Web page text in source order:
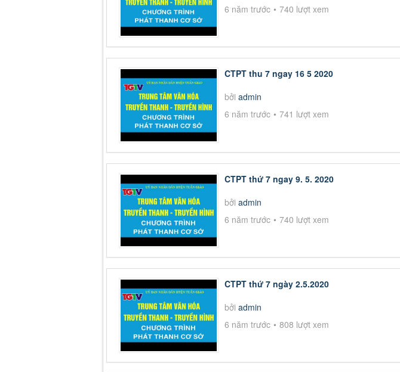
6 năm trước
740 lượt xem
CTPT thu 7 ngay 16 5 2020
bởi admin
6 năm trước
741 lượt xem
CTPT thứ 7 ngay 9. 5. 2020
bởi admin
6 năm trước
740 lượt xem
CTPT thứ 7 ngày 2.5.2020
bởi admin
6 năm trước
808 lượt xem